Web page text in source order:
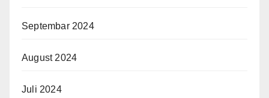
Septembar 2024
August 2024
Juli 2024